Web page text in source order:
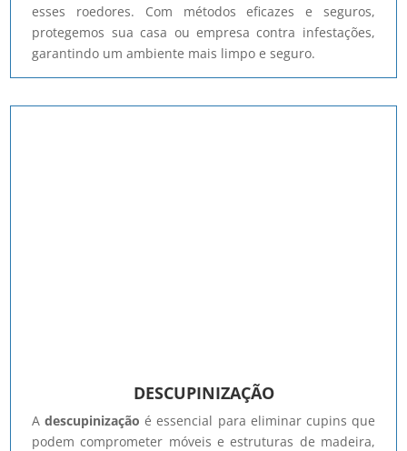
esses roedores. Com métodos eficazes e seguros,
protegemos sua casa ou empresa contra infestações,
garantindo um ambiente mais limpo e seguro.
DESCUPINIZAÇÃO
Adescupinização é essencial para eliminar cupins que
podem comprometer móveis e estruturas de madeira,